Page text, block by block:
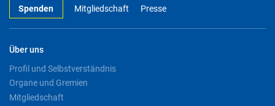
Spenden Mitgliedschaft Presse
Über uns
Profil und Selbstverständnis
Organe und Gremien
Mitgliedschaft